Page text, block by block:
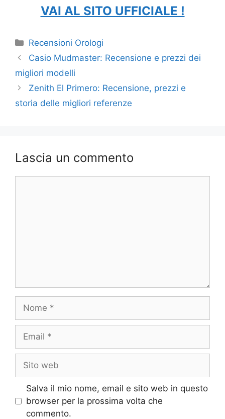
VAI AL SITO UFFICIALE !
Categorie
Recensioni Orologi
Casio Mudmaster: Recensione e prezzi dei
migliori modelli
Zenith El Primero: Recensione, prezzi e
storia delle migliori referenze
Lascia un commento
web
Salva il mio nome, email e sito web in questo
browser per la prossima volta che
commento.